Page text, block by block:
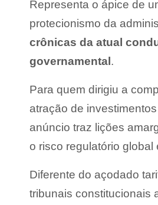
Representa o ápice de
protecionismo da
crônicas da atual
governamental .
Para quem dirigiu a
atração de
anúncio traz lições
o risco regulatório
Diferente do açodado
tribunais constitucionais